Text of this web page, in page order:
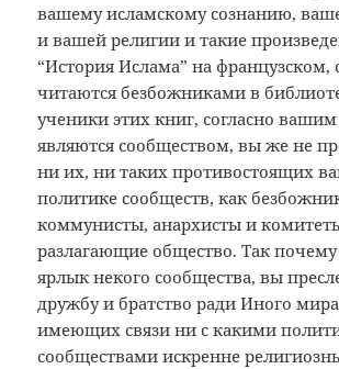
вашему исламскому сознанию,
и вашей религии и такие
“История Ислама” на французском,
читаются безбожниками в
ученики этих книг, согласно
являются сообществом, вы же не
ни их, ни таких противостоящих
политике сообществ, как
коммунисты, анархисты и
разлагающие общество. Так
ярлык некого сообщества, вы
дружбу и братство ради Иного
имеющих связи ни с какими
сообществами искренне